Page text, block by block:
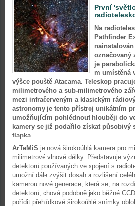
První
Na
Pathfinder
označovaný
je
m umístěná
výšce pouště Atacama. Teleskop
milimetrového a sub-milimetrového
mezi infračerveným a klasickým
astronomy je tento přístroj unikátním
umožňujícím pohlédnout hlouběji do
kamery se již podařilo získat působivý
tlapka.
ArTeMiS je nová širokoúhlá kamera pro
milimetrové vlnové délky. Představuje
detektorů používaných ve spojení s
umožní dále zvýšit dosah a rozlišení
kamerou nové generace, která se, na
detektorů, chová podobně jako běžné
pořídit přehlídkové širokoúhlé snímky